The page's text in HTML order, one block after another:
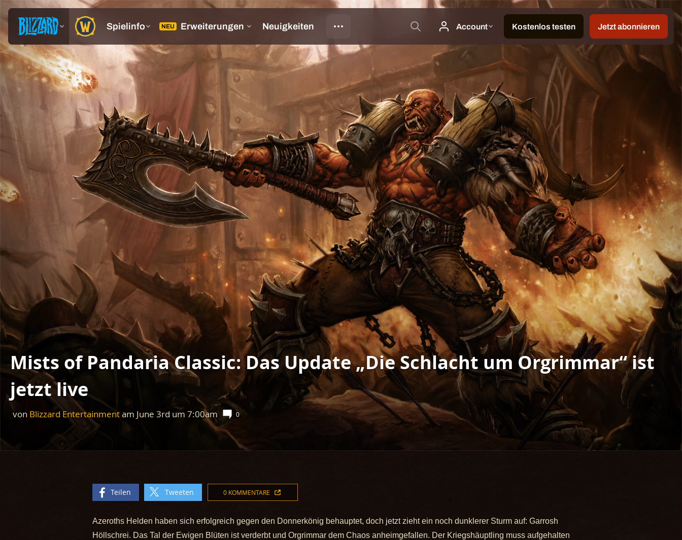
Mists of Pandaria Classic: Das Update „Die Schlacht um Orgrimmar“ ist
jetzt live
von Blizzard Entertainmentam June 3rd um 7:00am 0
Teilen Tweeten 0 KOMMENTARE
Azeroths Helden haben sich erfolgreich gegen den Donnerkönig behauptet, doch jetzt zieht ein noch dunklerer Sturm auf: Garrosh
Höllschrei. Das Tal der Ewigen Blüten ist verderbt und Orgrimmar dem Chaos anheimgefallen. Der Kriegshäuptling muss aufgehalten